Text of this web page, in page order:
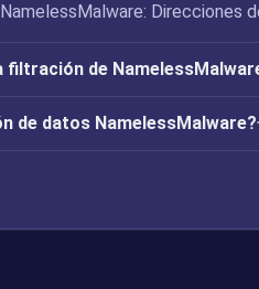
Direcciones
filtración de
de datos NamelessMalware?